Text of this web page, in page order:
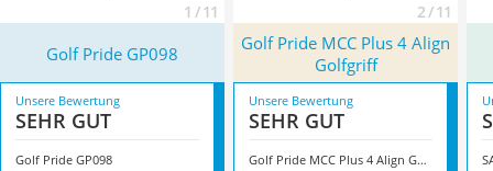
1 / 11 2 / 11
Golf Pride GP098
Golf Pride MCC Plus 4 Align
Golfgriff
Unsere Bewertung
SEHR GUT
Golf Pride GP098
Unsere Bewertung
SEHR GUT
Golf Pride MCC Plus 4 Align Golfgriff